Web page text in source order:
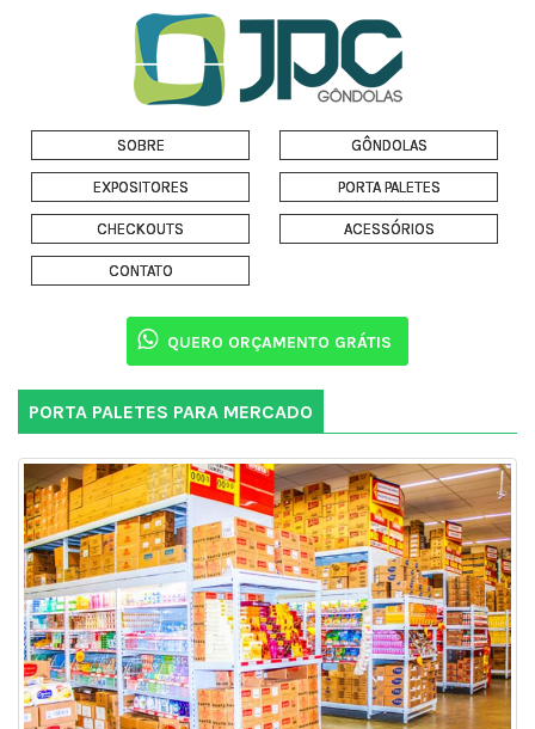
SOBRE GÔNDOLAS
EXPOSITORES PORTA PALETES
CHECKOUTS ACESSÓRIOS
CONTATO
QUERO ORÇAMENTO GRÁTIS
PORTA PALETES PARA MERCADO